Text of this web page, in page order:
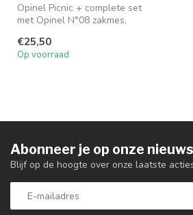
Opinel Picnic + complete set
met Opinel N°08 zakmes,
€25,50
Op voorraad
Abonneer je op onze
Blijf op de hoogte over onze laatste